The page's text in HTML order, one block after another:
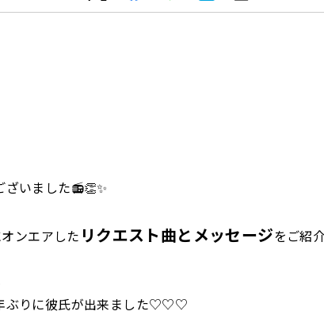
いました📻👏✨
ンエアした リクエスト曲とメッセージをご紹
ぶりに彼氏が出来ました♡♡♡